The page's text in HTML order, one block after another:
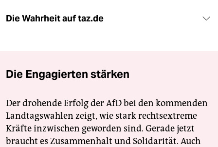
Die Wahrheit auf taz.de
Die Engagierten stärken
Der drohende Erfolg der AfD bei den kommenden
Landtagswahlen zeigt, wie stark rechtsextreme
Kräfte inzwischen geworden sind. Gerade jetzt
braucht es Zusammenhalt und Solidarität. Auch